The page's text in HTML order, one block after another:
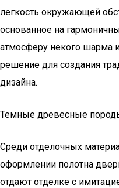
легкость окружающей
основанное на
атмосферу некого шарма
решение для создания
дизайна.
Темные древесные
Среди отделочных
оформлении полотна
отдают отделке с